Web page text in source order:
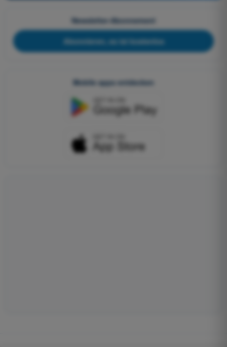
Newsletter-Abonnement
Abonnieren, es ist kostenlos
Mobile apps entdecken